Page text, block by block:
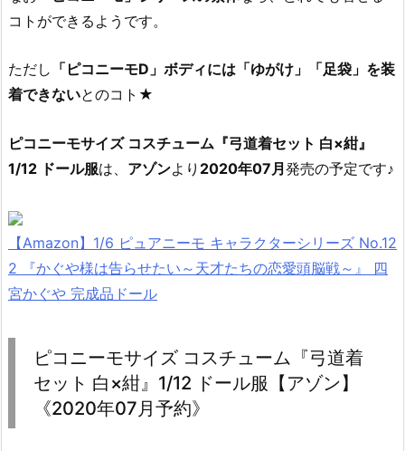
コトができるようです。
ただし 「ピコニーモD」ボディには「ゆがけ」「足袋」を装
着できないとのコト★
ピコニーモサイズ コスチューム『弓道着セット 白×紺』
1/12 ドール服は、 アゾンより 2020年07月発売の予定です♪
【Amazon】1/6 ピュアニーモ キャラクターシリーズ No.12
2 『かぐや様は告らせたい～天才たちの恋愛頭脳戦～』 四
宮かぐや 完成品ドール
ピコニーモサイズ コスチューム『弓道着
セット 白×紺』1/12 ドール服【アゾン】
《2020年07月予約》